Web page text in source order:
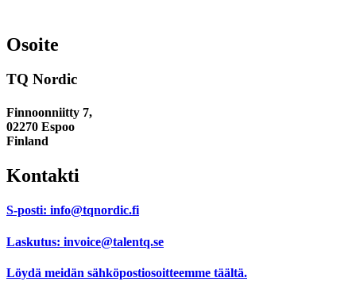
Osoite
TQ Nordic
Finnoonniitty 7,
02270 Espoo
Finland
Kontakti
S-posti: info@tqnordic.fi
Laskutus: invoice@talentq.se
Löydä meidän sähköpostiosoitteemme täältä.